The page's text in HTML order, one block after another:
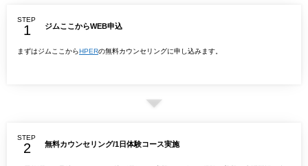
STEP
ジムここからWEB申込
まずはジムここからHPERの無料カウンセリングに申し込みます。
STEP
無料カウンセリング/1日体験コース実施